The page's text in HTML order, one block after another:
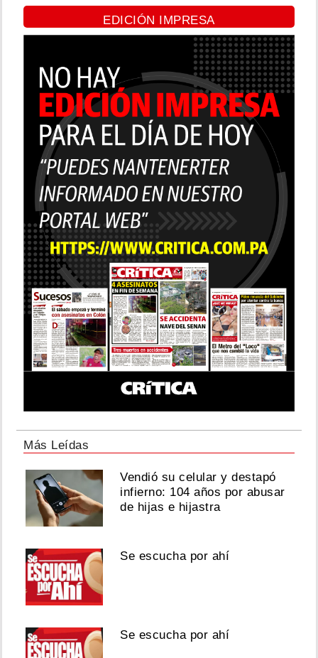
EDICIÓN IMPRESA
Más Leídas
Vendió su celular y destapó
infierno: 104 años por abusar
de hijas e hijastra
Se escucha por ahí
Se escucha por ahí